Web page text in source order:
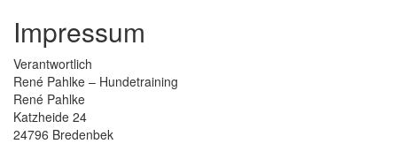
Impressum
Verantwortlich
René Pahlke – Hundetraining
René Pahlke
Katzheide 24
24796 Bredenbek